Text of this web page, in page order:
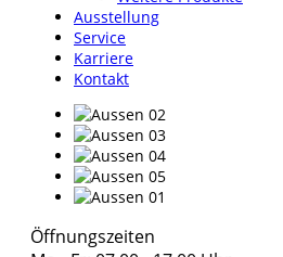
Ausstellung
Service
Karriere
Kontakt
Öffnungszeiten